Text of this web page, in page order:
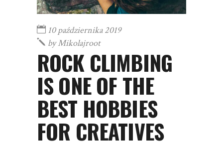
10 października 2019
byMikolajroot
ROCK CLIMBING
IS ONE OF THE
BEST HOBBIES
FOR CREATIVES